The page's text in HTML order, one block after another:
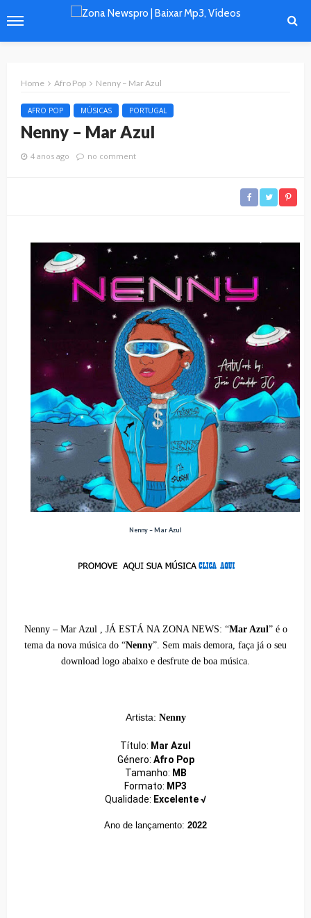
Home Afro Pop Nenny – Mar Azul
AFRO POP MÚSICAS PORTUGAL
Nenny – Mar Azul
4 anos ago no comment
Nenny – Mar Azul
Nenny – Mar Azul , JÁ ESTÁ NA ZONA NEWS: “Mar Azul” é o
tema da nova música do “Nenny”. Sem mais demora, faça já o seu
download logo abaixo e desfrute de boa música.
Artista: Nenny
Título: Mar Azul
Género: Afro Pop
Tamanho: MB
Formato: MP3
Qualidade: Excelente √
Ano de lançamento: 2022